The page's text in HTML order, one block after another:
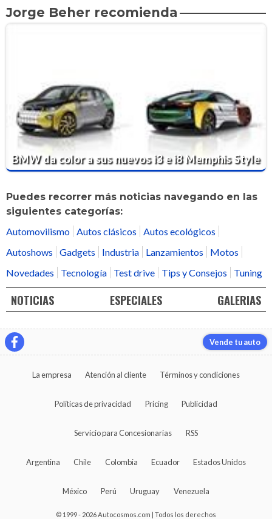
Jorge Beher recomienda
BMW da color a sus nuevos i3 e i8 Memphis Style
Puedes recorrer más noticias navegando en las
siguientes categorías:
Automovilismo Autos clásicos
Autos ecológicos
Autoshows
Gadgets Industria Lanzamientos
Motos
Novedades
Tecnología Test drive Tips y Consejos Tuning
NOTICIAS ESPECIALES GALERIAS
Vende tu auto
La empresa Atención al cliente Términos y condiciones
Políticas de privacidad Pricing Publicidad
Servicio para Concesionarias RSS
Argentina Chile Colombia Ecuador Estados Unidos
México Perú Uruguay Venezuela
© 1999 - 2026 Autocosmos.com | Todos los derechos